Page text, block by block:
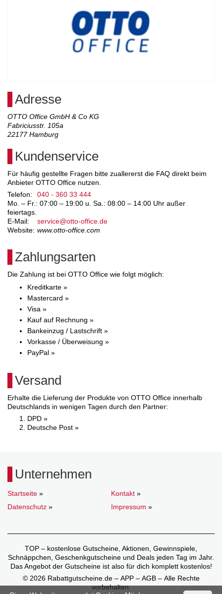
Adresse
OTTO Office GmbH & Co KG
Fabriciusstr. 105a
22177 Hamburg
Kundenservice
Für häufig gestellte Fragen bitte zuallererst die FAQ direkt beim
Anbieter OTTO Office nutzen.
Telefon:
040 - 360 33 444
Mo. – Fr.: 07:00 – 19:00 u. Sa.: 08:00 – 14:00 Uhr außer
feiertags.
E-Mail:
service@otto-office.de
Website: www.otto-office.com
Zahlungsarten
Die Zahlung ist bei OTTO Office wie folgt möglich:
Kreditkarte »
Mastercard »
Visa »
Kauf auf Rechnung »
Bankeinzug / Lastschrift »
Vorkasse / Überweisung »
PayPal »
Versand
Erhalte die Lieferung der Produkte von OTTO Office innerhalb
Deutschlands in wenigen Tagen durch den Partner:
DPD »
Deutsche Post »
Unternehmen
Startseite » Kontakt »
Datenschutz » Impressum »
TOP – kostenlose Gutscheine, Aktionen, Gewinnspiele,
Schnäppchen, Geschenkgutscheine und Deals jeden Tag im Jahr.
Das Angebot der Gutscheine ist also für dich komplett kostenlos!
© 2026 Rabattgutscheine.de – APP – AGB – Alle Rechte
vorbehalten.